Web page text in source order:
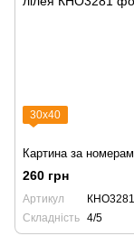
30х40
260 грн
Артикул
КНО3281
Складність 4/5